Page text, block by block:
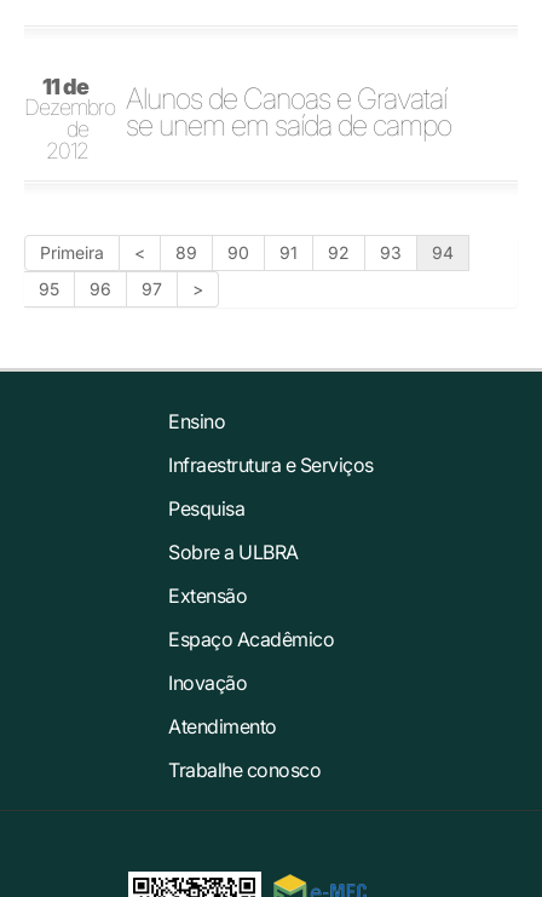
11 de
Dezembro
de
2012
Alunos de Canoas e Gravataí
se unem em saída de campo
Primeira < 89 90 91 92 93
94
95
96 97 >
Ensino
Infraestrutura e Serviços
Pesquisa
Sobre a ULBRA
Extensão
Espaço Acadêmico
Inovação
Atendimento
Trabalhe conosco